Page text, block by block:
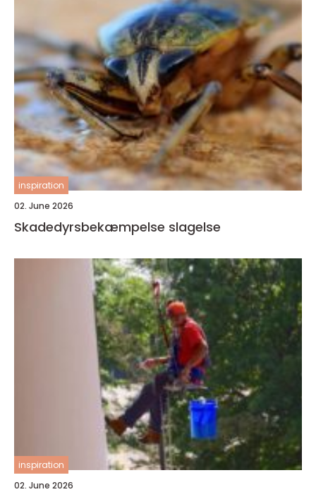
inspiration
02. June 2026
Skadedyrsbekæmpelse slagelse
inspiration
02. June 2026